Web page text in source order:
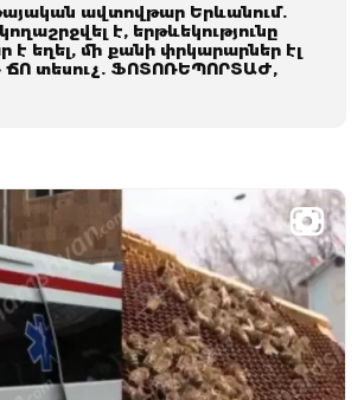
ավտովթար Երևանում.
է, երթևեկությունը
եղել, մի քանի փրկարարներ էլ
ՃՈ տեսուչ. ՖՈՏՈՌԵՊՈՐՏԱԺ,